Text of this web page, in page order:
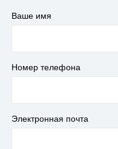
Ваше имя
Номер телефона
Электронная почта